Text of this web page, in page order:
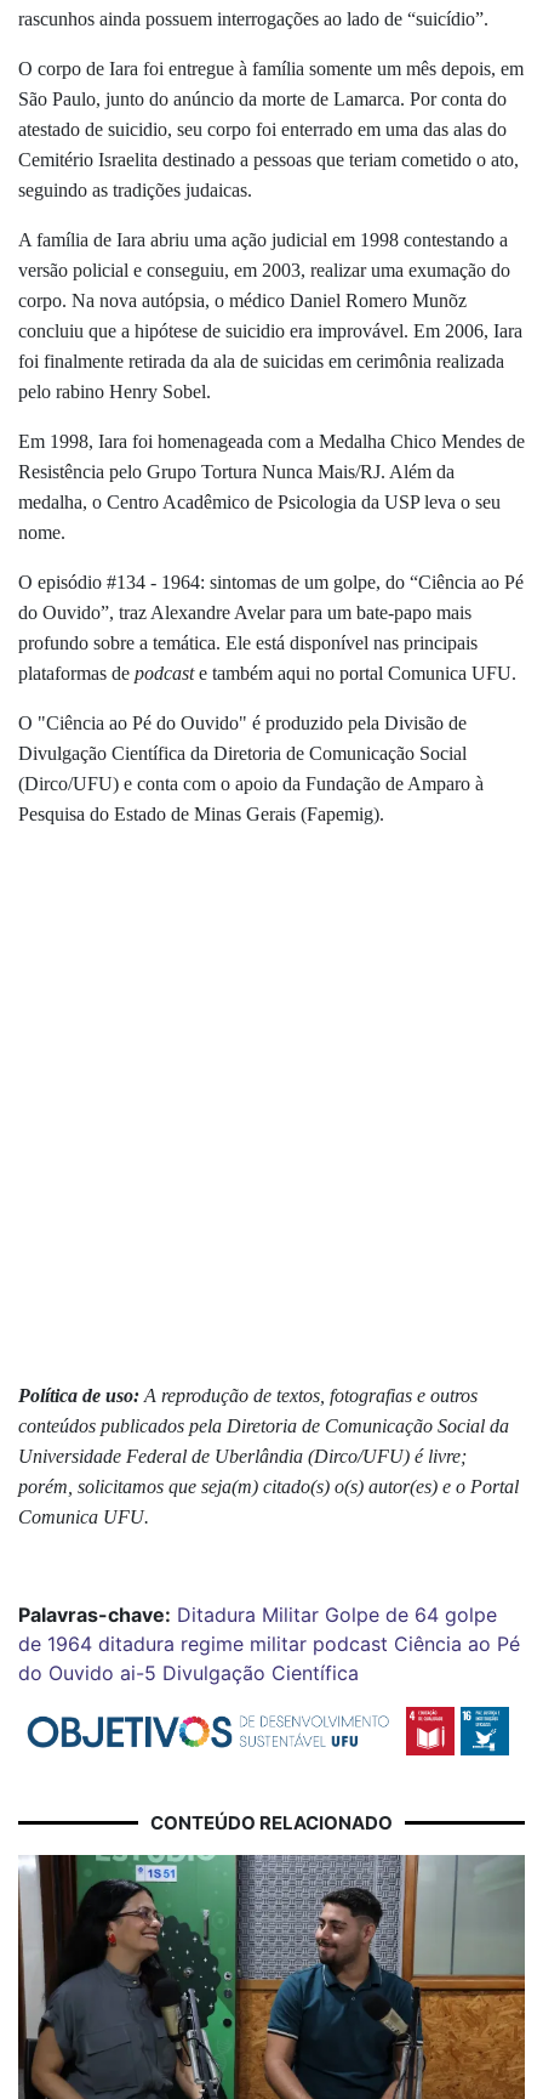
rascunhos ainda possuem interrogações ao lado de “suicídio”.
O corpo de Iara foi entregue à família somente um mês depois, em
São Paulo, junto do anúncio da morte de Lamarca. Por conta do
atestado de suicidio, seu corpo foi enterrado em uma das alas do
Cemitério Israelita destinado a pessoas que teriam cometido o ato,
seguindo as tradições judaicas.
A família de Iara abriu uma ação judicial em 1998 contestando a
versão policial e conseguiu, em 2003, realizar uma exumação do
corpo. Na nova autópsia, o médico Daniel Romero Munõz
concluiu que a hipótese de suicidio era improvável. Em 2006, Iara
foi finalmente retirada da ala de suicidas em cerimônia realizada
pelo rabino Henry Sobel.
Em 1998, Iara foi homenageada com a Medalha Chico Mendes de
Resistência pelo Grupo Tortura Nunca Mais/RJ. Além da
medalha, o Centro Acadêmico de Psicologia da USP leva o seu
nome.
O episódio #134 - 1964: sintomas de um golpe, do “Ciência ao Pé
do Ouvido”, traz Alexandre Avelar para um bate-papo mais
profundo sobre a temática. Ele está disponível nas principais
plataformas de podcaste também aqui no portal Comunica UFU.
O "Ciência ao Pé do Ouvido" é produzido pela Divisão de
Divulgação Científica da Diretoria de Comunicação Social
(Dirco/UFU) e conta com o apoio da Fundação de Amparo à
Pesquisa do Estado de Minas Gerais (Fapemig).
Política de uso: A reprodução de textos, fotografias e outros
conteúdos publicados pela Diretoria de Comunicação Social da
Universidade Federal de Uberlândia (Dirco/UFU) é livre;
porém, solicitamos que seja(m) citado(s) o(s) autor(es) e o Portal
Comunica UFU.
Palavras-chave: Ditadura Militar Golpe de 64 golpe
de 1964 ditadura regime militar podcast Ciência ao Pé
do Ouvido ai-5 Divulgação Científica
CONTEÚDO RELACIONADO